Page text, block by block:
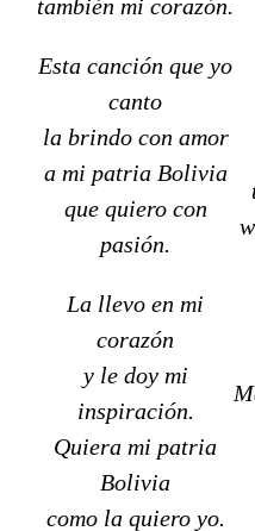
también mi corazón.
Esta canción que yo
canto
la brindo con amor
a mi patria Bolivia
que quiero con
pasión.
La llevo en mi
corazón
y le doy mi
inspiración.
Quiera mi patria
Bolivia
como la quiero yo.